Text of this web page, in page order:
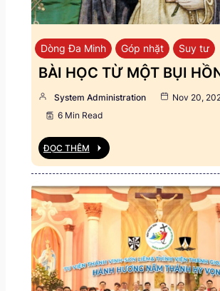
Dòng Đa Minh Góp nhặt Suy tư
BÀI HỌC TỪ MỘT BỤI
System Administration
Nov 20,
6 Min Read
ĐỌC THÊM